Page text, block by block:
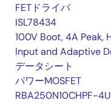
FETドライバ
ISL78434
100V Boot, 4A Peak,
Input and Adaptive
データシート
パワーMOSFET
RBA250N10CHPF-